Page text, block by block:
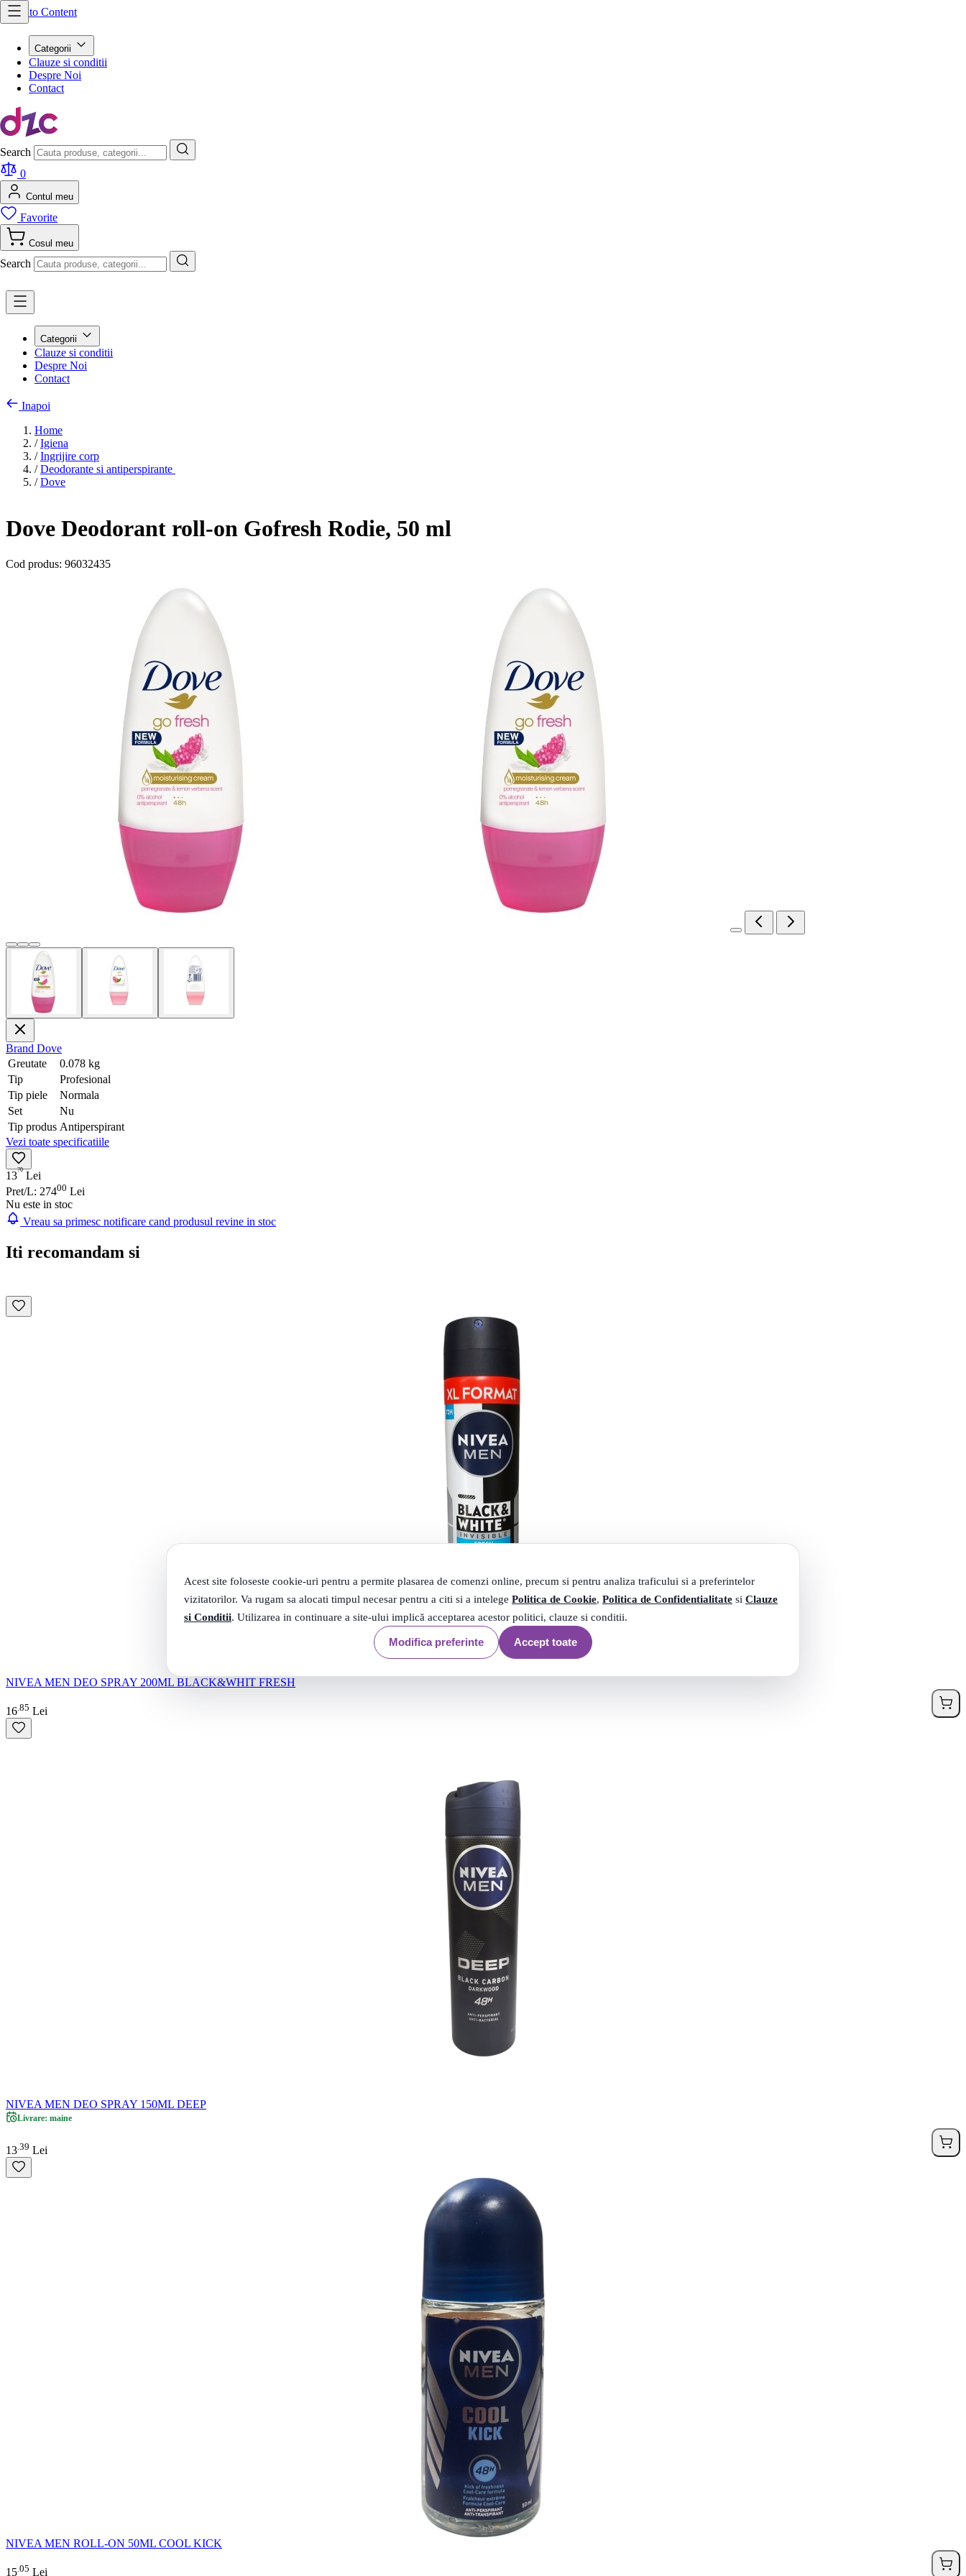
Acest site foloseste cookie-uri pentru a permite plasarea de comenzi online, precum si pentru analiza traficului si a preferintelor
vizitatorilor. Va rugam sa alocati timpul necesar pentru a citi si a intelege Politica de Cookie, Politica de Confidentialitate si Clauze
si Conditii. Utilizarea in continuare a site-ului implică acceptarea acestor politici, clauze si conditii.
Modifica preferinte Accept toate
Skip to Content
Categorii
Clauze si conditii
Despre Noi
Contact
Search
0
Contul meu
Favorite
Cosul meu
Search
Categorii
Clauze si conditii
Despre Noi
Contact
Inapoi
Home
/ Igiena
/ Ingrijire corp
/ Deodorante si antiperspirante
/ Dove
Dove Deodorant roll-on Gofresh Rodie, 50 ml
Cod produs: 96032435
Brand Dove
Greutate
0.078 kg
Tip
Profesional
Tip piele
Normala
Set
Nu
Tip produs Antiperspirant
Vezi toate specificatiile
1370 Lei
Pret/L: 27400 Lei
Nu este in stoc
Vreau sa primesc notificare cand produsul revine in stoc
Iti recomandam si
NIVEA MEN DEO SPRAY 200ML BLACK&WHIT FRESH
16 85 Lei
NIVEA MEN DEO SPRAY 150ML DEEP
Livrare: maine
13 39 Lei
NIVEA MEN ROLL-ON 50ML COOL KICK
15 05 Lei